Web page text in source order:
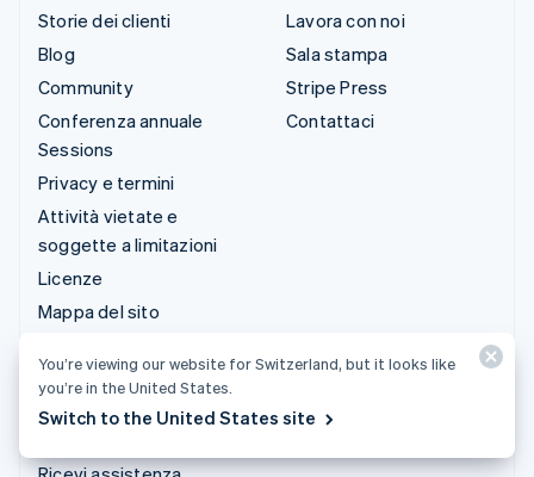
Storie dei clienti
Blog
Community
Conferenza annuale
Sessions
Privacy e termini
Attività vietate e
soggette a limitazioni
Licenze
Mappa del sito
Altre risorse
Lavora con noi
Sala stampa
Stripe Press
Contattaci
You’re viewing our website for Switzerland, but it looks like
you’re in the United States.
Switch to the United States site